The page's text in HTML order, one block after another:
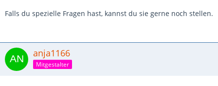
Falls du spezielle Fragen hast, kannst du sie gerne noch stellen.
anja1166
Mitgestalter